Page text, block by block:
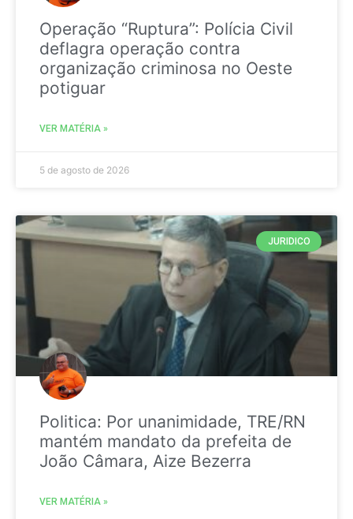
Operação “Ruptura”: Polícia Civil
deflagra operação contra
organização criminosa no Oeste
potiguar
VER MATÉRIA »
5 de agosto de 2026
JURIDICO
Politica: Por unanimidade, TRE/RN
mantém mandato da prefeita de
João Câmara, Aize Bezerra
VER MATÉRIA »